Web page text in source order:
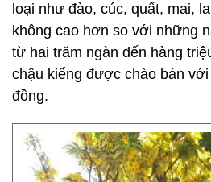
loại như đào, cúc, quất, mai,
không cao hơn so với những
từ hai trăm ngàn đến hàng
chậu kiểng được chào bán
đồng.